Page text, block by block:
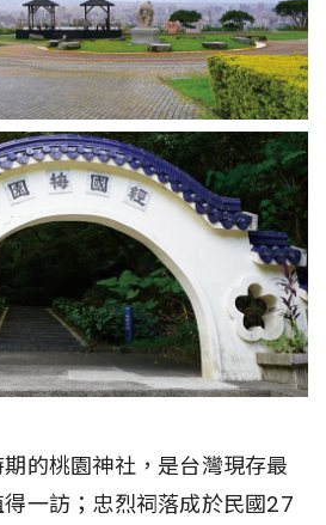
的桃園神社，是台灣現存最
一訪；忠烈祠落成於民國27